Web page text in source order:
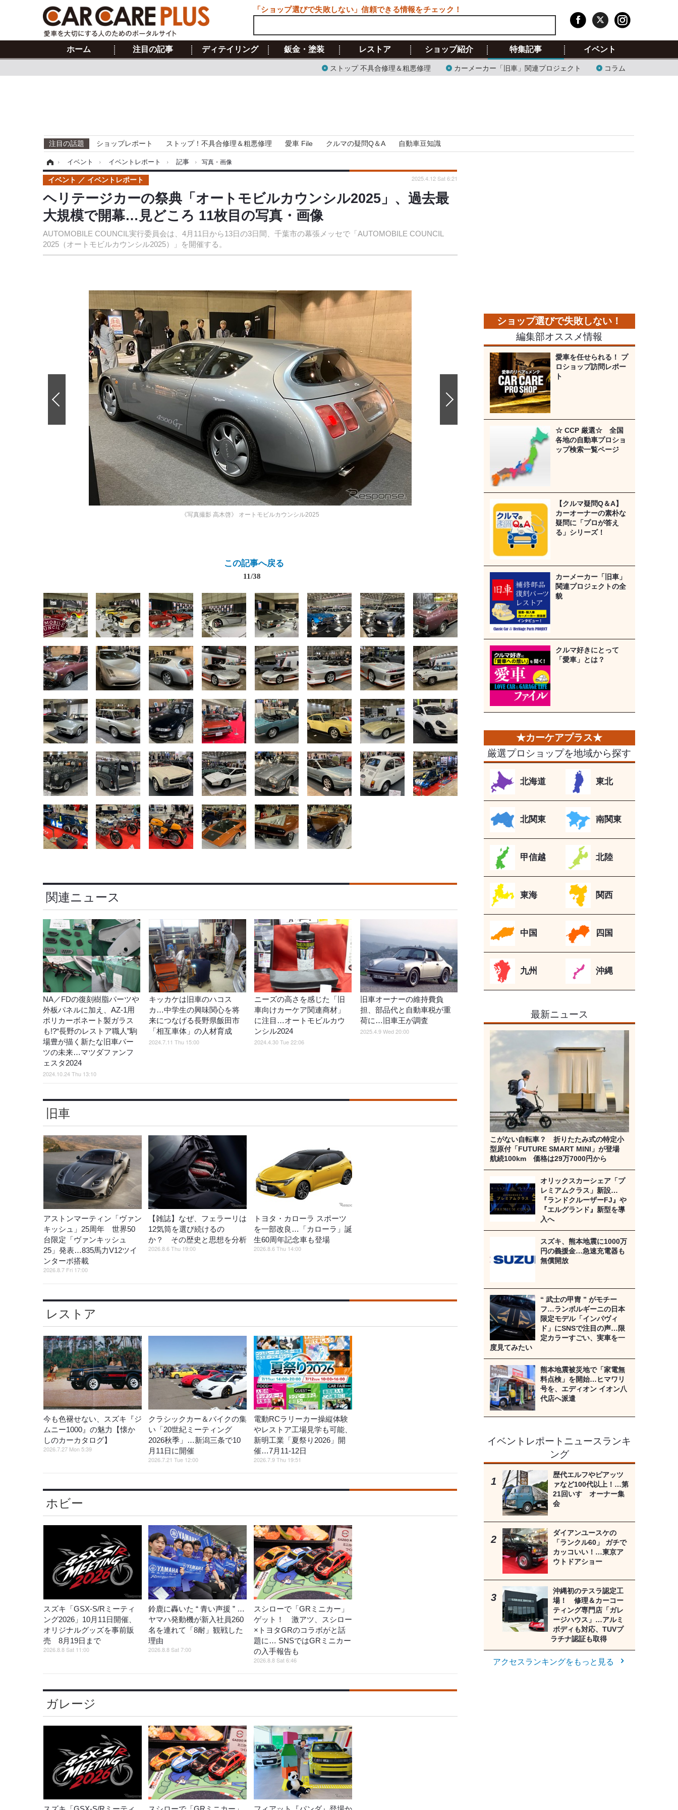
ホーム 注目の記事 ディテイリング 鈑金・塗装 レストア ショップ紹介 特集記事
ストップ 不具合修理＆粗悪修理 カーメーカー「旧車」関連プロジェクト コラム
イベント
注目の話題 ショップレポート ストップ！不具合修理＆粗悪修理 愛車 File クルマの疑問Q＆A 自動車豆知識
› イベント › イベントレポート › 記事 › 写真・画像
ヘリテージカーの祭典「オートモビルカウンシル2025」、過去最
大規模で開幕…見どころ 11枚目の写真・画像
AUTOMOBILE COUNCIL実行委員会は、4月11日から13日の3日間、千葉市の幕張メッセで「AUTOMOBILE COUNCIL
2025（オートモビルカウンシル2025）」を開催する。
イベント イベントレポート 2025.4.12 Sat 6:21
《写真撮影 高木啓》 オートモビルカウンシル2025
この記事へ戻る
11/38
関連ニュース
NA／FDの復刻樹脂パーツや
外板パネルに加え、AZ-1用
ポリカーボネート製ガラス
も!?“長野のレストア職人”駒
場豊が描く新たな旧車パー
ツの未来…マツダファンフ
ェスタ2024
2024.10.24 Thu 13:10
キッカケは旧車のハコス
カ…中学生の興味関心を将
来につなげる長野県飯田市
「相互車体」の人材育成
2024.7.11 Thu 15:00
ニーズの高さを感じた「旧
車向けカーケア関連商材」
に注目…オートモビルカウ
ンシル2024
2024.4.30 Tue 22:06
旧車オーナーの維持費負
担、部品代と自動車税が重
荷に…旧車王が調査
2025.4.9 Wed 20:00
旧車
アストンマーティン「ヴァン
キッシュ」25周年 世界50
台限定「ヴァンキッシュ
25」発表…835馬力V12ツイ
ンターボ搭載
2026.8.7 Fri 17:00
【雑誌】なぜ、フェラーリは
12気筒を選び続けるの
か？ その歴史と思想を分析
2026.8.6 Thu 19:00
トヨタ・カローラ スポーツ
を一部改良…「カローラ」誕
生60周年記念車も登場
2026.8.6 Thu 14:00
レストア
今も色褪せない、スズキ『ジ
ムニー1000』の魅力【懐か
しのカーカタログ】
2026.7.27 Mon 5:39
クラシックカー＆バイクの集
い「20世紀ミーティング
2026秋季」…新潟三条で10
月11日に開催
2026.7.21 Tue 12:00
電動RCラリーカー操縦体験
やレストア工場見学も可能、
新明工業「夏祭り2026」開
催…7月11‐12日
2026.7.9 Thu 19:51
ホビー
スズキ「GSX-S/Rミーティ
ング2026」10月11日開催、
オリジナルグッズを事前販
売 8月19日まで
2026.8.8 Sat 11:00
鈴鹿に轟いた “ 青い声援 ” …
ヤマハ発動機が新入社員260
名を連れて「8耐」観戦した
理由
2026.8.8 Sat 7:00
スシローで「GRミニカー」
ゲット！ 激アツ、スシロー
×トヨタGRのコラボがと話
題に… SNSではGRミニカー
の入手報告も
2026.8.8 Sat 6:46
ガレージ
編集部オススメ情報
愛車を任せられる！ プ
ロショップ訪問レポー
ト
☆ CCP 厳選☆ 全国
各地の自動車プロショ
ップ検索一覧ページ
【クルマ疑問Q＆A】
カーオーナーの素朴な
疑問に「プロが答え
る」シリーズ！
カーメーカー「旧車」
関連プロジェクトの全
貌
クルマ好きにとって
「愛車」とは？
厳選プロショップを地域から探す
北海道 東北
北関東 南関東
甲信越 北陸
東海 関西
中国 四国
九州 沖縄
最新ニュース
こがない自転車？ 折りたたみ式の特定小
型原付「FUTURE SMART MINI」が登場
航続100km 価格は29万7000円から
オリックスカーシェア「プ
レミアムクラス」新設…
『ランドクルーザーFJ』や
『エルグランド』新型を導
入へ
スズキ、熊本地震に1000万
円の義援金…急速充電器も
無償開放
“ 武士の甲冑 ” がモチー
フ…ランボルギーニの日本
限定モデル「インパヴィ
ド」にSNSで注目の声…限
定カラーすごい、実車を一
度見てみたい
熊本地震被災地で「家電無
料点検」を開始…ヒマワリ
号を、エディオン イオン八
代店へ派遣
イベントレポートニュースランキ
ング
歴代エルフやピアッツ
ァなど100代以上！…第
21回いすゞオーナー集
会
ダイアンユースケの
「ランクル60」 ガチで
カッコいい！…東京ア
ウトドアショー
沖縄初のテスラ認定工
場！ 修理＆カーコー
ティング専門店「ガレ
ージハウス」…アルミ
ボディも対応、TUVプ
ラチナ認証も取得
アクセスランキングをもっと見る
「ショップ選びで失敗しない」信頼できる情報をチェック！